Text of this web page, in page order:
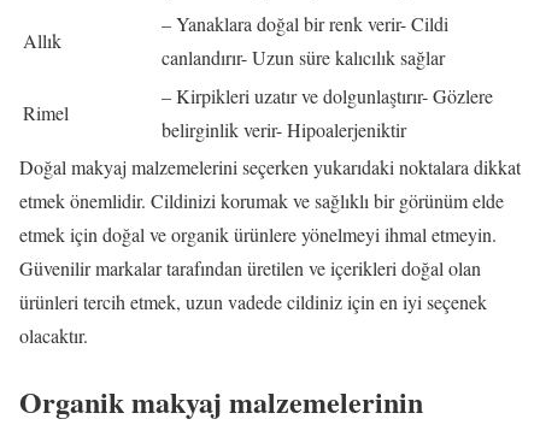
Allık
– Yanaklara doğal bir renk verir- Cildi
canlandırır- Uzun süre kalıcılık sağlar
Rimel
– Kirpikleri uzatır ve dolgunlaştırır- Gözlere
belirginlik verir- Hipoalerjeniktir
Doğal makyaj malzemelerini seçerken yukarıdaki noktalara dikkat
etmek önemlidir. Cildinizi korumak ve sağlıklı bir görünüm elde
etmek için doğal ve organik ürünlere yönelmeyi ihmal etmeyin.
Güvenilir markalar tarafından üretilen ve içerikleri doğal olan
ürünleri tercih etmek, uzun vadede cildiniz için en iyi seçenek
olacaktır.
Organik makyaj malzemelerinin